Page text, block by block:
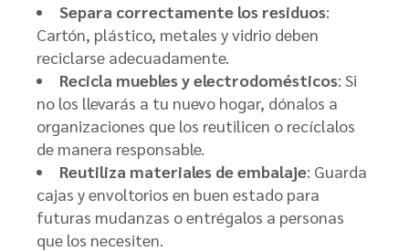
Separa correctamente los residuos:
Cartón, plástico, metales y vidrio deben
reciclarse adecuadamente.
Recicla muebles y electrodomésticos: Si
no los llevarás a tu nuevo hogar, dónalos a
organizaciones que los reutilicen o recíclalos
de manera responsable.
Reutiliza materiales de embalaje: Guarda
cajas y envoltorios en buen estado para
futuras mudanzas o entrégalos a personas
que los necesiten.